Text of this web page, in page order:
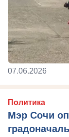
07.06.2026
Политика
Мэр Сочи